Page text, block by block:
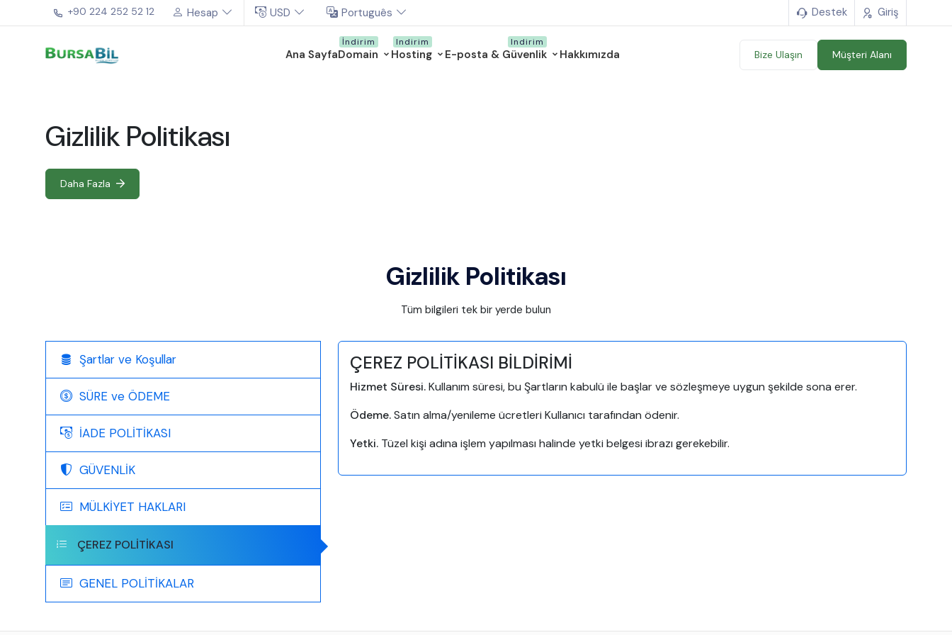
+90 224 252 52 12 Hesap USD Português Destek Giriş
Ana SayfaDomain Hosting E-posta & Güvenlik Hakkımızda Bize Ulaşın Müşteri Alanı
Gizlilik Politikası
Daha Fazla
Gizlilik Politikası
Tüm bilgileri tek bir yerde bulun
Şartlar ve Koşullar
SÜRE ve ÖDEME
İADE POLİTİKASI
GÜVENLİK
MÜLKİYET HAKLARI
ÇEREZ POLİTİKASI
GENEL POLİTİKALAR
ÇEREZ POLİTİKASI BİLDİRİMİ
Hizmet Süresi.Kullanım süresi, bu Şartların kabulü ile başlar ve sözleşmeye uygun şekilde sona erer.
Ödeme.Satın alma/yenileme ücretleri Kullanıcı tarafından ödenir.
Yetki. Tüzel kişi adına işlem yapılması halinde yetki belgesi ibrazı gerekebilir.